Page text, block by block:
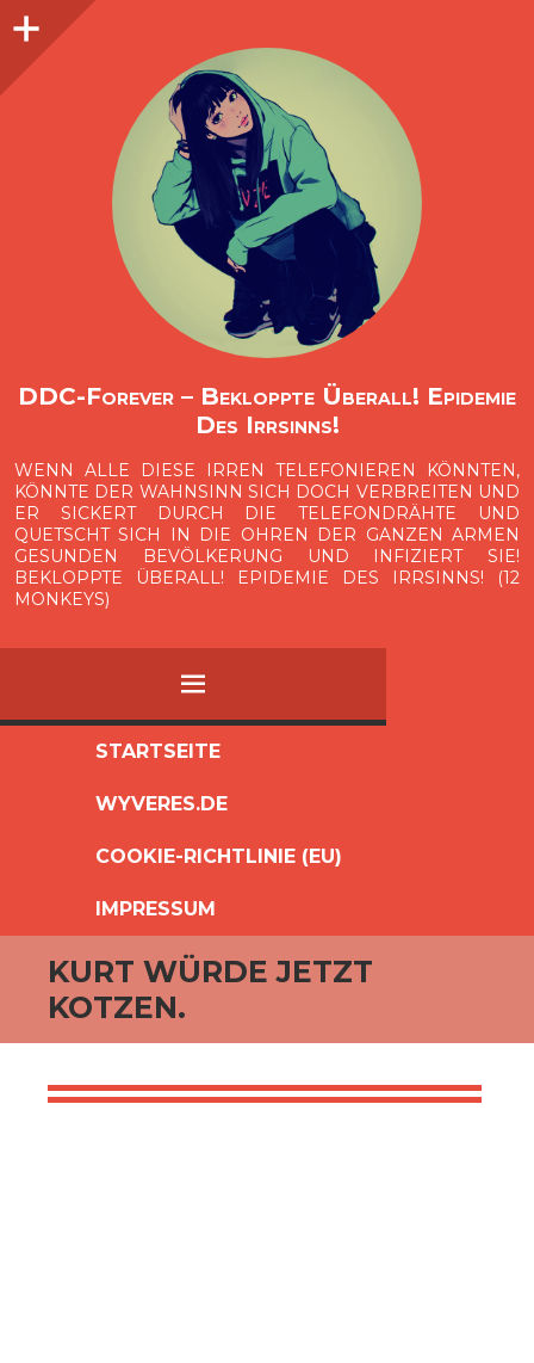
O
p
e
n
i
d
e
b
a
DDC-Forever – Bekloppte Überall! Epidemie
Des Irrsinns!
WENN ALLE DIESE IRREN TELEFONIEREN KÖNNTEN,
KÖNNTE DER WAHNSINN SICH DOCH VERBREITEN UND
ER SICKERT DURCH DIE TELEFONDRÄHTE UND
QUETSCHT SICH IN DIE OHREN DER GANZEN ARMEN
GESUNDEN BEVÖLKERUNG UND INFIZIERT SIE!
BEKLOPPTE ÜBERALL! EPIDEMIE DES IRRSINNS! (12
MONKEYS)
MENÜ
SPRINGEN
STARTSEITE
WYVERES.DE
COOKIE-RICHTLINIE (EU)
IMPRESSUM
Seitenleiste
KURT WÜRDE JETZT
KOTZEN.